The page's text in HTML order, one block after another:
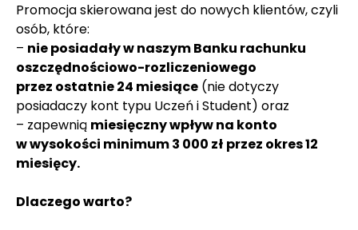
Promocja skierowana jest do nowych klientów, czyli
osób, które:
– nie posiadały w naszym Banku rachunku
oszczędnościowo-rozliczeniowego
przez ostatnie 24 miesiące (nie dotyczy
posiadaczy kont typu Uczeń i Student) oraz
– zapewnią miesięczny wpływ na konto
w wysokości minimum 3 000 zł przez okres 12
miesięcy.
Dlaczego warto?